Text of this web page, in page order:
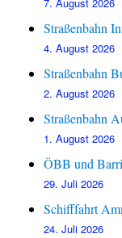
Straßenbahn
4. August 2026
Straßenbahn
2. August 2026
Straßenbahn
1. August 2026
ÖBB und
29. Juli 2026
Schifffahrt
24. Juli 2026